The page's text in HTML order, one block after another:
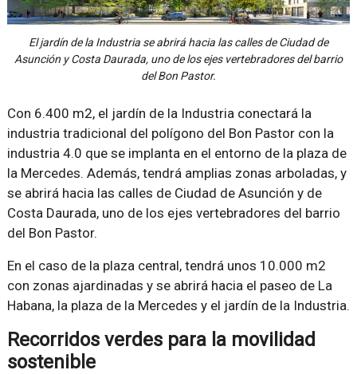
El jardín de la Industria se abrirá hacia las calles de Ciudad de
Asunción y Costa Daurada, uno de los ejes vertebradores del barrio
del Bon Pastor.
Con 6.400 m2, el jardín de la Industria conectará la
industria tradicional del polígono del Bon Pastor con la
industria 4.0 que se implanta en el entorno de la plaza de
la Mercedes. Además, tendrá amplias zonas arboladas, y
se abrirá hacia las calles de Ciudad de Asunción y de
Costa Daurada, uno de los ejes vertebradores del barrio
del Bon Pastor.
En el caso de la plaza central, tendrá unos 10.000 m2
con zonas ajardinadas y se abrirá hacia el paseo de La
Habana, la plaza de la Mercedes y el jardín de la Industria.
Recorridos verdes para la movilidad
sostenible